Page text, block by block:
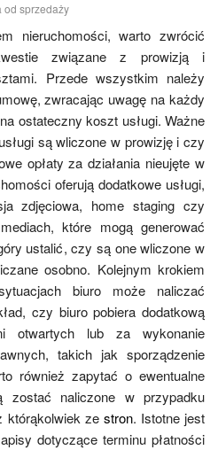
od sprzedaży
nieruchomości, warto zwrócić
związane z prowizją i
Przede wszystkim należy
zwracając uwagę na każdy
ostateczny koszt usługi. Ważne
są wliczone w prowizję i czy
opłaty za działania nieujęte w
oferują dodatkowe usługi,
zdjęciowa, home staging czy
które mogą generować
ustalić, czy są one wliczone w
osobno. Kolejnym krokiem
biuro może naliczać
czy biuro pobiera dodatkową
otwartych lub za wykonanie
takich jak sporządzenie
również zapytać o ewentualne
zostać naliczone w przypadku
którąkolwiek ze stron. Istotne jest
dotyczące terminu płatności